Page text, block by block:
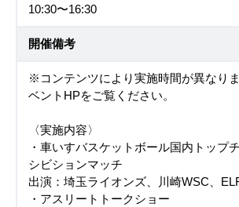
10:30〜16:30
開催備考
※コンテンツにより実施時間が異なり
ベントHPをご覧ください。
〈実施内容〉
・車いすバスケットボール国内トップ
シビションマッチ
出演：埼玉ライオンズ、川崎WSC、
・アスリートトークショー